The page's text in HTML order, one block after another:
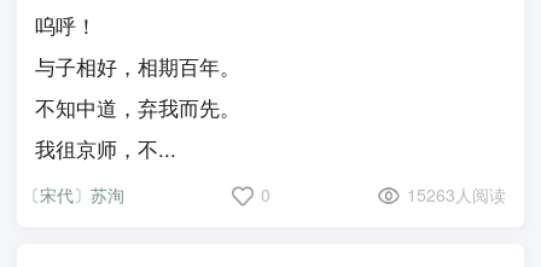
呜呼！
与子相好，相期百年。
不知中道，弃我而先。
我徂京师，不...
〔宋代〕苏洵 0 15263人阅读